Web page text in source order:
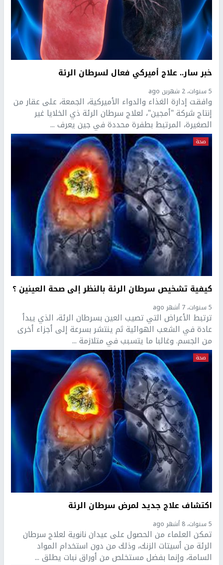
خبر سار.. علاج أميركي فعال لسرطان الرئة
5 سنوات، 2 شهرين ago
وافقت إدارة الغذاء والدواء الأميركية، الجمعة، على عقار من
إنتاج شركة "أمجين"، لعلاج سرطان الرئة ذي الخلايا غير
الصغيرة، المرتبط بطفرة محددة في جين يعرف ...
صحة
كيفية تشخيص سرطان الرئة بالنظر إلى صحة العينين ؟
5 سنوات، 7 أشهر ago
ترتبط الأعراض التي تصيب العين بسرطان الرئة، الذي يبدأ
عادة في الشعب الهوائية ثم ينتشر بسرعة إلى أجزاء أخرى
من الجسم. وغالبا ما يتسبب في متلازمة ...
صحة
اكتشاف علاج جديد لمرض سرطان الرئة
5 سنوات، 8 أشهر ago
تمكن العلماء من الحصول على عيدان نانوية لعلاج سرطان
الرئة من أسيتات الزنك، وذلك من دون استخدام المواد
السامة، وإنما بفضل مستخلص من أوراق نبات يطلق ...